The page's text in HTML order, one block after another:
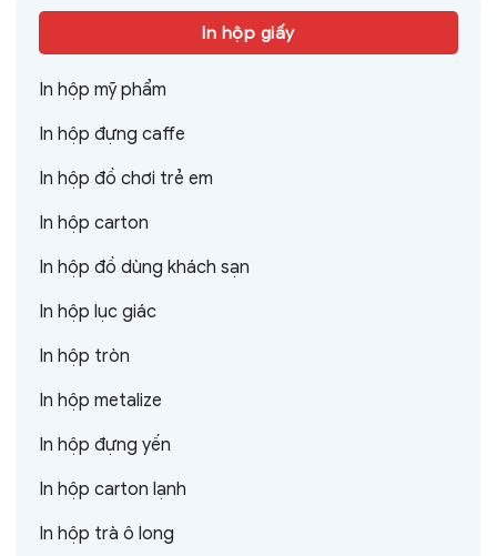
In hộp giấy
In hộp mỹ phẩm
In hộp đựng caffe
In hộp đồ chơi trẻ em
In hộp carton
In hộp đồ dùng khách sạn
In hộp lục giác
In hộp tròn
In hộp metalize
In hộp đựng yến
In hộp carton lạnh
In hộp trà ô long